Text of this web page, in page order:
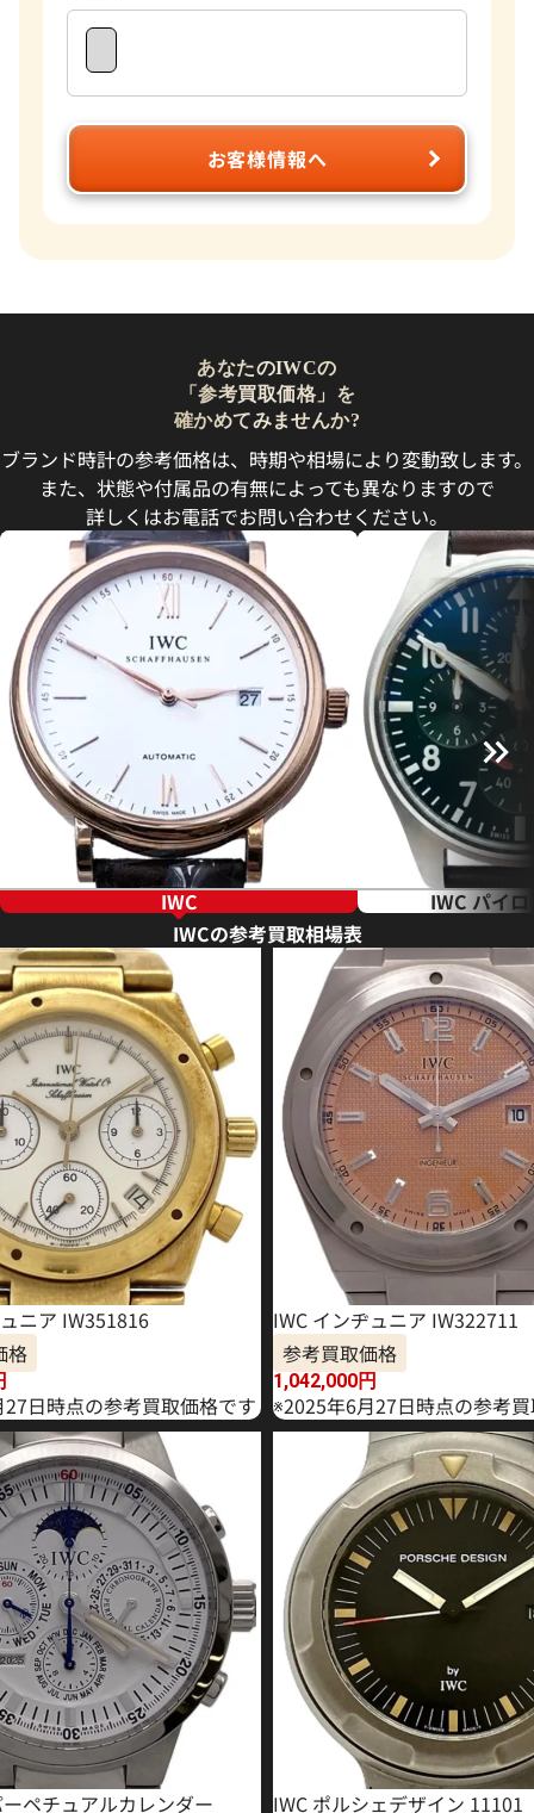
お客様情報へ
あなたのIWCの
「参考買取価格」を
確かめてみませんか?
ブランド時計の参考価格は、時期や相場により変動致します。
また、状態や付属品の有無によっても異なりますので
詳しくはお電話でお問い合わせください。
IWC
IWC パイ
IWCの参考買取相場表
ニア IW351816
格
日時点の参考買取価格です
IWC インヂュニア IW322711
参考買取価格
1,042,000円
※2025年6月27日時点の参考
ペチュアルカレンダー IWC ポルシェデザイン 11101